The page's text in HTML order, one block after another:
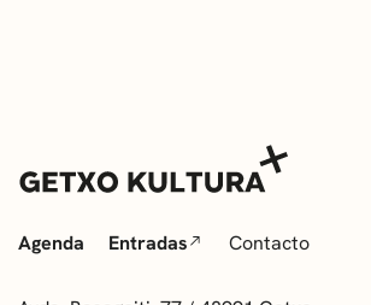
Agenda Entradas Contacto